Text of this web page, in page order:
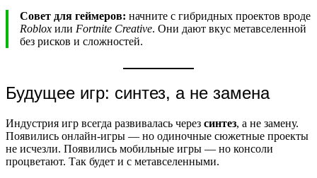
Совет для геймеров: начните с гибридных проектов вроде
Roblox или Fortnite Creative. Они дают вкус метавселенной
без рисков и сложностей.
Будущее игр: синтез, а не замена
Индустрия игр всегда развивалась через синтез, а не замену.
Появились онлайн-игры — но одиночные сюжетные проекты
не исчезли. Появились мобильные игры — но консоли
процветают. Так будет и с метавселенными.